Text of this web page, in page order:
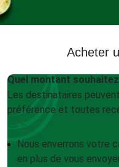
Acheter
Quel montant
Les destinataires
préférence et toutes
Nous enverrons votre
en plus de vous